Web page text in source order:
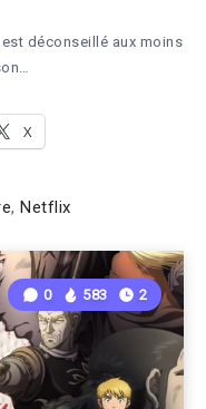
déconseillé aux moins
X
, Netflix
0 583 2